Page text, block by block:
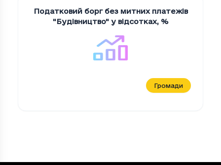
Податковий борг без митних платежів
"Будiвництво" у відсотках, %
Громади